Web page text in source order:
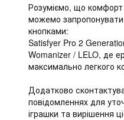
Розуміємо, що
можемо
кнопками:
Satisfyer Pro 2
Womanizer / LELO, де
максимально легкого
Додатково
повідомленнях для
іграшки та вирішення